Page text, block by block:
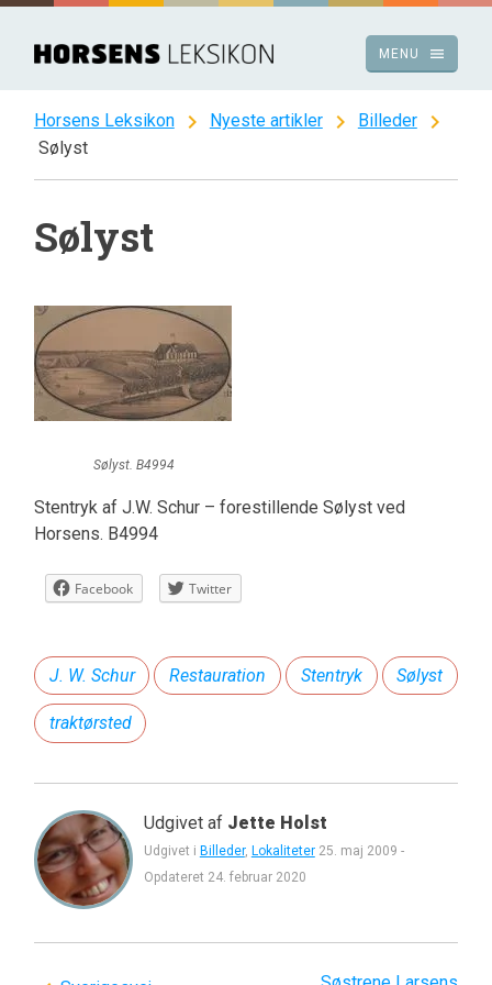
Spring
indhold
menu
MENU
Horsens Leksikon chevron_right Nyeste artikler chevron_right Billeder chevron_right
Sølyst
Sølyst
Sølyst. B4994
Stentryk af J.W. Schur – forestillende Sølyst ved
Horsens. B4994
Facebook Twitter
J. W. Schur Restauration Stentryk Sølyst
traktørsted
Udgivet af Jette Holst
Udgivet i Billeder, Lokaliteter 25. maj 2009 -
Opdateret 24. februar 2020